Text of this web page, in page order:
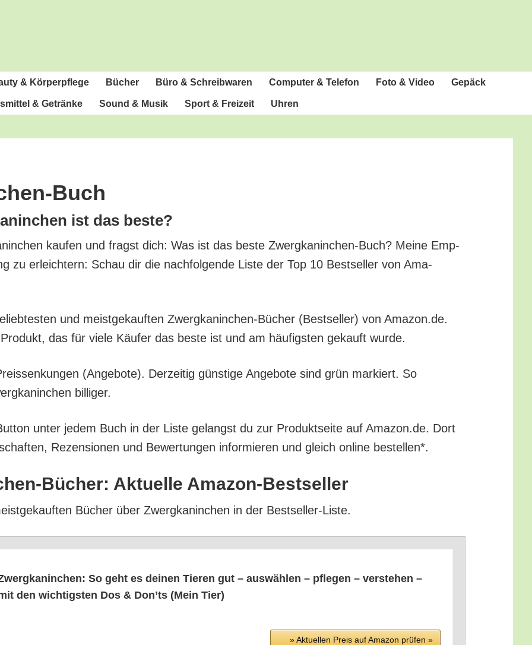
& Körperpflege Bücher Büro & Schreibwaren Com­pu­ter & Telefon Foto & Video Gepäck
& Getränke Sound & Musik Sport & Freizeit Uhren
Buch
ist das beste?
kau­fen und fragst dich: Was ist das bes­te Zwerg­ka­nin­chen-Buch? Mei­ne Emp­
zu erleich­tern: Schau dir die nach­fol­gen­de Lis­te der Top 10 Best­sel­ler von Ama­
und meist­ge­kauf­ten Zwerg­ka­nin­chen-Bücher (Best­sel­ler) von Amazon.de.
das für vie­le Käu­fer das bes­te ist und am häu­figs­ten gekauft wurde.
(Ange­bo­te). Der­zei­tig güns­ti­ge Ange­bo­te sind grün mar­kiert. So
billiger.
unter jedem Buch in der Lis­te gelangst du zur Pro­dukt­sei­te auf Amazon.de. Dort
Rezen­sio­nen und Bewer­tun­gen infor­mie­ren und gleich online bestellen*.
Bücher: Aktu­el­le Amazon-Bestseller
Bücher über Zwerg­ka­nin­chen in der Bestseller-Liste.
So geht es dei­nen Tie­ren gut – aus­wäh­len – pfle­gen – ver­ste­hen –
den wich­tigs­ten Dos & Don’ts (Mein Tier)
» Aktu­el­len Preis auf Ama­zon prü­fen »